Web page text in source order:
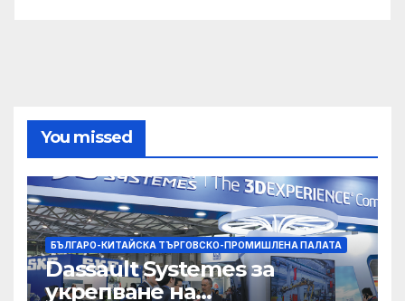
You missed
БЪЛГАРО-КИТАЙСКА ТЪРГОВСКО-ПРОМИШЛЕНА ПАЛАТА
Dassault Systemes за
укрепване на